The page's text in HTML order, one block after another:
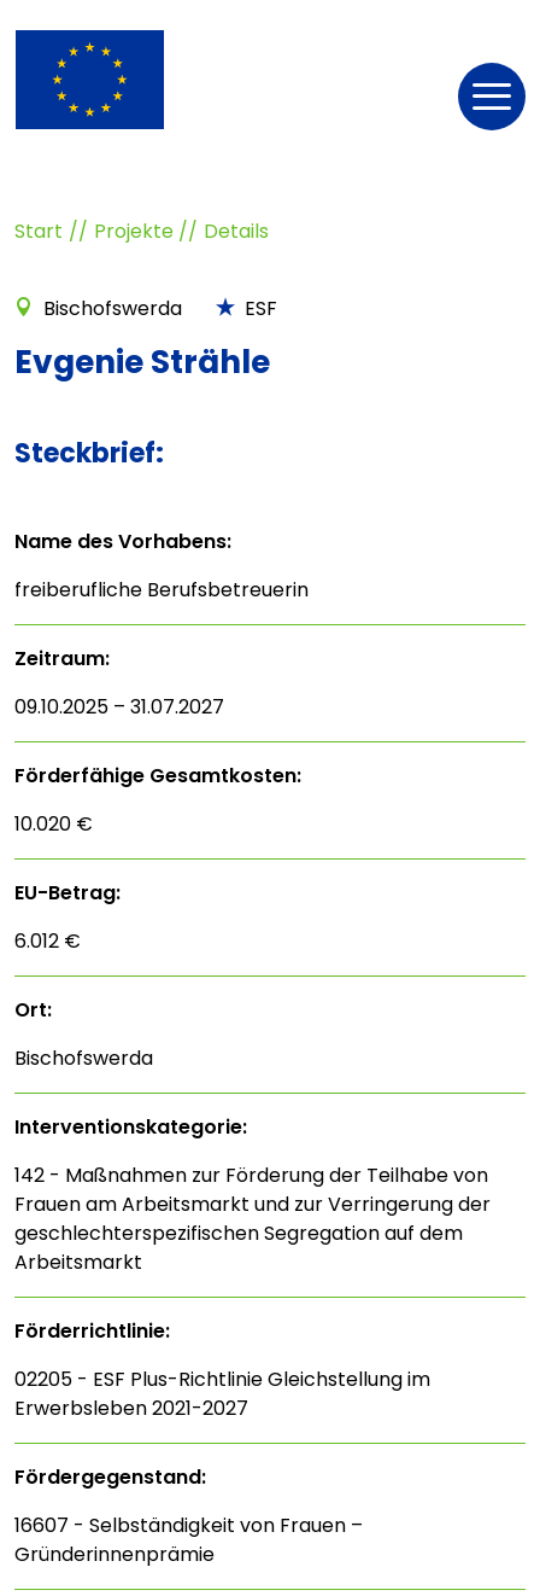
Start Projekte Details
Bischofswerda ESF
Evgenie Strähle
Steckbrief:
Name des Vorhabens:
freiberufliche Berufsbetreuerin
Zeitraum:
09.10.2025 – 31.07.2027
Förderfähige Gesamtkosten:
10.020 €
EU-Betrag:
6.012 €
Ort:
Bischofswerda
Interventions­kategorie:
142 - Maßnahmen zur Förderung der Teilhabe von
Frauen am Arbeitsmarkt und zur Verringerung der
geschlechterspezifischen Segregation auf dem
Arbeitsmarkt
Förderrichtlinie:
02205 - ESF Plus-Richtlinie Gleichstellung im
Erwerbsleben 2021-2027
Fördergegenstand:
16607 - Selbständigkeit von Frauen –
Gründerinnenprämie